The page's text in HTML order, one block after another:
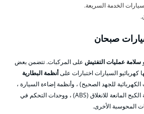
الخدمة السريعة.
صبحان
سلامة عمليات التفتيش على المركبات. تتضمن بعض
كهربائيو السيارات اختبارات علىأنظمة البطارية
للجهد الصحيح) ، وأنظمة إضاءة السيارة ،
ومحاذاة شعاع المصباح ، وأنظمة الكبح المانعة للانغلاق (ABS) ، ووحدات التحكم في
المحوسبة الأخرى.